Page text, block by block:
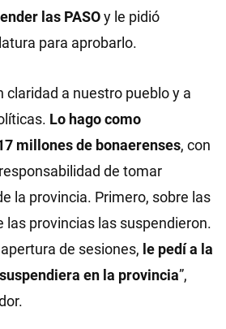
las PASOy le pidió
para aprobarlo.
claridad a nuestro pueblo y a
Lo hago como
millones de bonaerenses, con
de tomar
la provincia. Primero, sobre las
las provincias las suspendieron.
de sesiones, le pedí a la
en la provincia”,